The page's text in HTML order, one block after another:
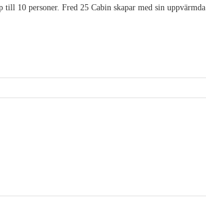
10 personer. Fred 25 Cabin skapar med sin uppvärmda